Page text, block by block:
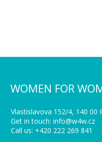
WOMEN FOR
Vlastislavova 152/4, 140 00
Get in touch: info@w4w.cz
Call us: +420 222 269 841